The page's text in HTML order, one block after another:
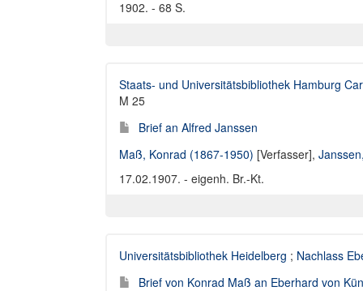
1902. - 68 S.
Staats- und Universitätsbibliothek Hamburg
M 25
Brief an Alfred Janssen
Maß, Konrad (1867-1950) [Verfasser],
17.02.1907. - eigenh. Br.-Kt.
Universitätsbibliothek Heidelberg ; Nachlass
Brief von Konrad Maß an Eberhard von